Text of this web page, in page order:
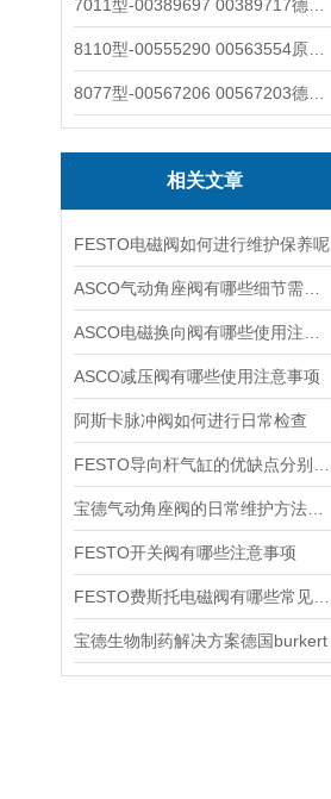
相关文章
FESTO电磁阀如何进行维护保养呢
ASCO减压阀有哪些使用注意事项
阿斯卡脉冲阀如何进行日常检查
FESTO开关阀有哪些注意事项
宝德生物制药解决方案德国burkert